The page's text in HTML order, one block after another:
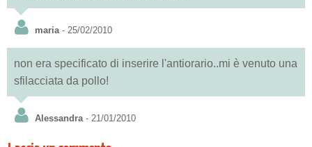
maria- 25/02/2010
non era specificato di inserire l'antiorario..mi è venuto una
sfilacciata da pollo!
Alessandra- 21/01/2010